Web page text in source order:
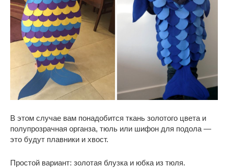
В этом случае вам понадобится ткань золотого цвета и
полупрозрачная органза, тюль или шифон для подола —
это будут плавники и хвост.
Простой вариант: золотая блузка и юбка из тюля.